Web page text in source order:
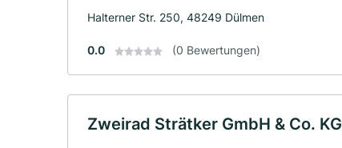
Halterner Str. 250, 48249 Dülmen
0.0 (0 Bewertungen)
Zweirad Strätker GmbH & Co. KG